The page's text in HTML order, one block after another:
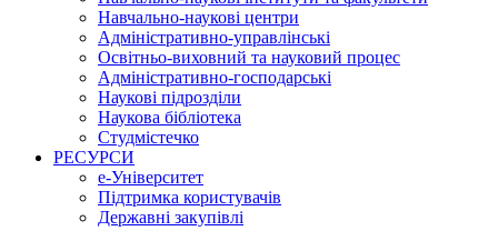
Навчально-наукові центри
Адміністративно-управлінські
Освітньо-виховний та науковий процес
Адміністративно-господарські
Наукові підрозділи
Наукова бібліотека
Студмістечко
РЕСУРСИ
е-Університет
Підтримка користувачів
Державні закупівлі